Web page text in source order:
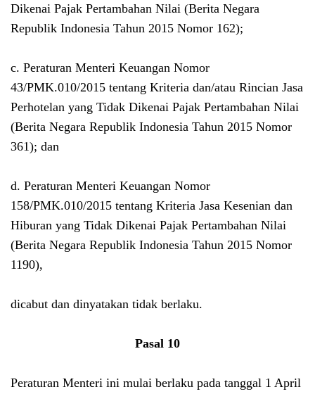
Dikenai Pajak Pertambahan Nilai (Berita Negara
Republik Indonesia Tahun 2015 Nomor 162);
c. Peraturan Menteri Keuangan Nomor
43/PMK.010/2015 tentang Kriteria dan/atau Rincian Jasa
Perhotelan yang Tidak Dikenai Pajak Pertambahan Nilai
(Berita Negara Republik Indonesia Tahun 2015 Nomor
361); dan
d. Peraturan Menteri Keuangan Nomor
158/PMK.010/2015 tentang Kriteria Jasa Kesenian dan
Hiburan yang Tidak Dikenai Pajak Pertambahan Nilai
(Berita Negara Republik Indonesia Tahun 2015 Nomor
1190),
dicabut dan dinyatakan tidak berlaku.
Pasal 10
Peraturan Menteri ini mulai berlaku pada tanggal 1 April